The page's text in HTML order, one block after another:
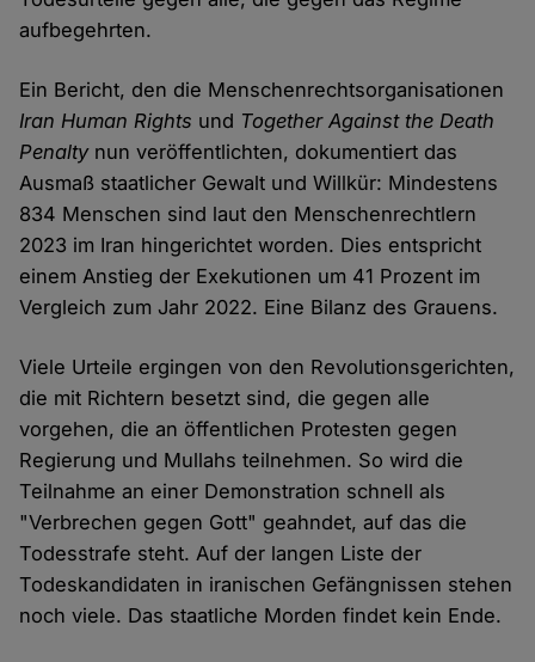
aufbegehrten.
Ein Bericht, den die Menschenrechtsorganisationen
Iran Human Rights und Together Against the Death
Penaltynun veröffentlichten, dokumentiert das
Ausmaß staatlicher Gewalt und Willkür: Mindestens
834 Menschen sind laut den Menschenrechtlern
2023 im Iran hingerichtet worden. Dies entspricht
einem Anstieg der Exekutionen um 41 Prozent im
Vergleich zum Jahr 2022. Eine Bilanz des Grauens.
Viele Urteile ergingen von den Revolutionsgerichten,
die mit Richtern besetzt sind, die gegen alle
vorgehen, die an öffentlichen Protesten gegen
Regierung und Mullahs teilnehmen. So wird die
Teilnahme an einer Demonstration schnell als
"Verbrechen gegen Gott" geahndet, auf das die
Todesstrafe steht. Auf der langen Liste der
Todeskandidaten in iranischen Gefängnissen stehen
noch viele. Das staatliche Morden findet kein Ende.